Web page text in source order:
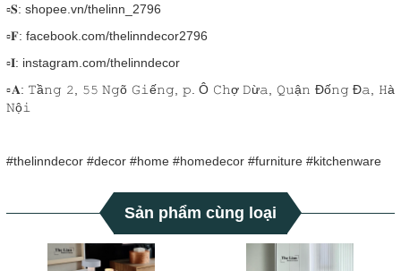
▫𝐒: shopee.vn/thelinn_2796
▫𝐅: facebook.com/thelinndecor2796
▫𝐈: instagram.com/thelinndecor
▫️𝐀: 𝚃ầ𝚗𝚐 𝟸, 𝟻𝟻 𝙽𝚐õ 𝙶𝚒ế𝚗𝚐, 𝚙. Ô 𝙲𝚑ợ 𝙳ừ𝚊, 𝚀𝚞ậ𝚗 Đố𝚗𝚐 Đ𝚊, 𝙷à
𝙽ộ𝚒
#thelinndecor #decor #home #homedecor #furniture #kitchenware
Sản phẩm cùng loại